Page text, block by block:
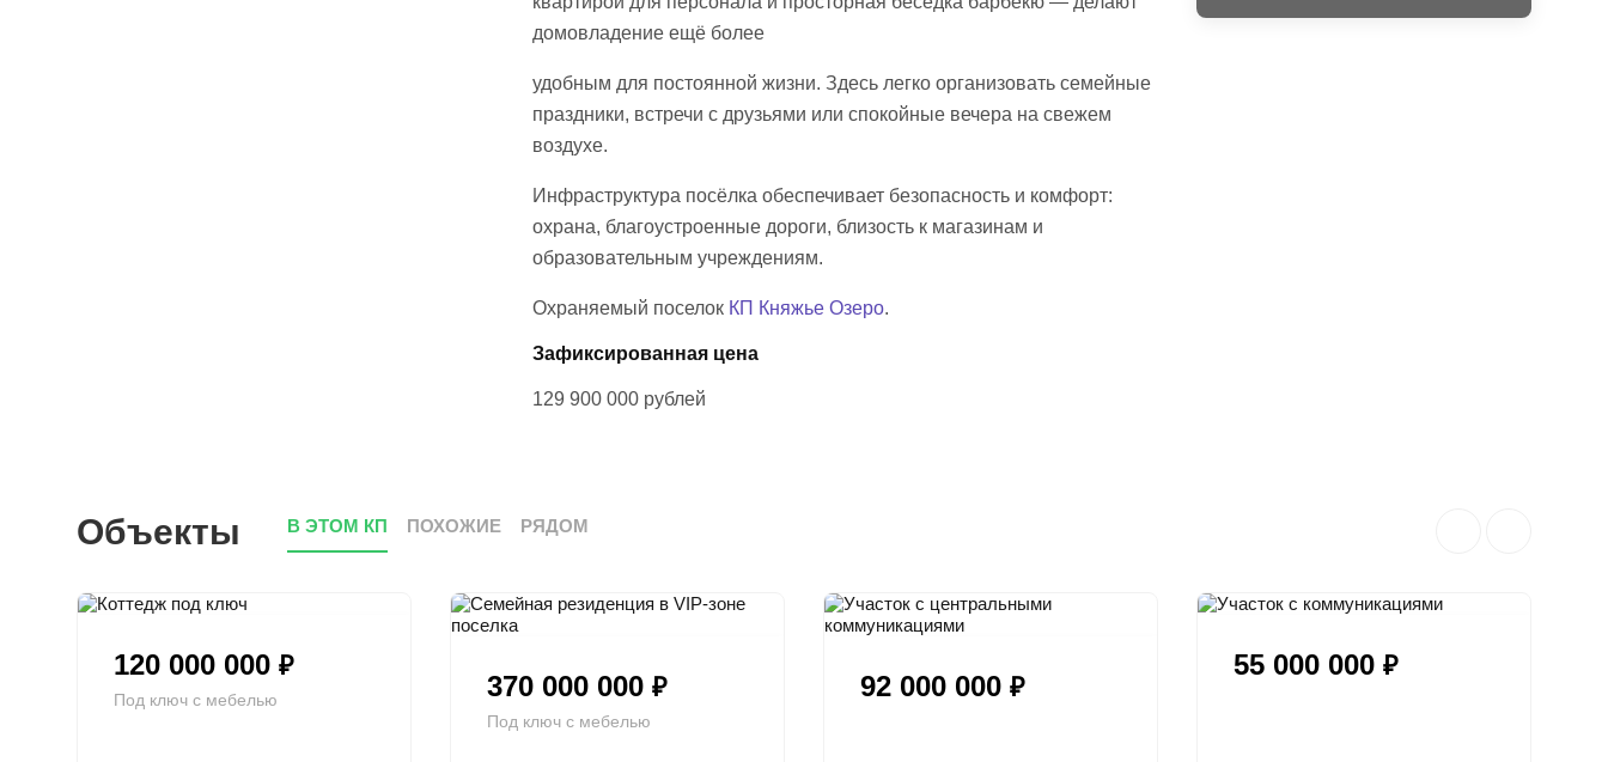
домовладение ещё более
удобным для постоянной жизни. Здесь легко организовать семейные
праздники, встречи с друзьями или спокойные вечера на свежем
воздухе.
Инфраструктура посёлка обеспечивает безопасность и комфорт:
охрана, благоустроенные дороги, близость к магазинам и
образовательным учреждениям.
Охраняемый поселок КП Княжье Озеро.
Зафиксированная цена
129 900 000 рублей
Объекты В ЭТОМ КП ПОХОЖИЕ РЯДОМ
120 000 000 ₽
Под ключ с мебелью 370 000 000 ₽
Под ключ с мебелью
92 000 000 ₽
55 000 000 ₽